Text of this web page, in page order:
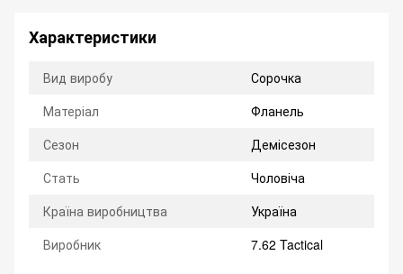
Характеристики
Вид виробу
Сорочка
Матеріал
Фланель
Сезон
Демісезон
Стать
Чоловіча
Країна виробництва
Україна
Виробник
7.62 Tactical